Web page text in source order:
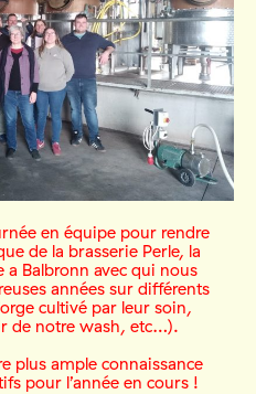
en équipe pour rendre
de la brasserie Perle, la
a Balbronn avec qui nous
années sur différents
cultivé par leur soin,
de notre wash, etc…).
plus ample connaissance
pour l’année en cours !